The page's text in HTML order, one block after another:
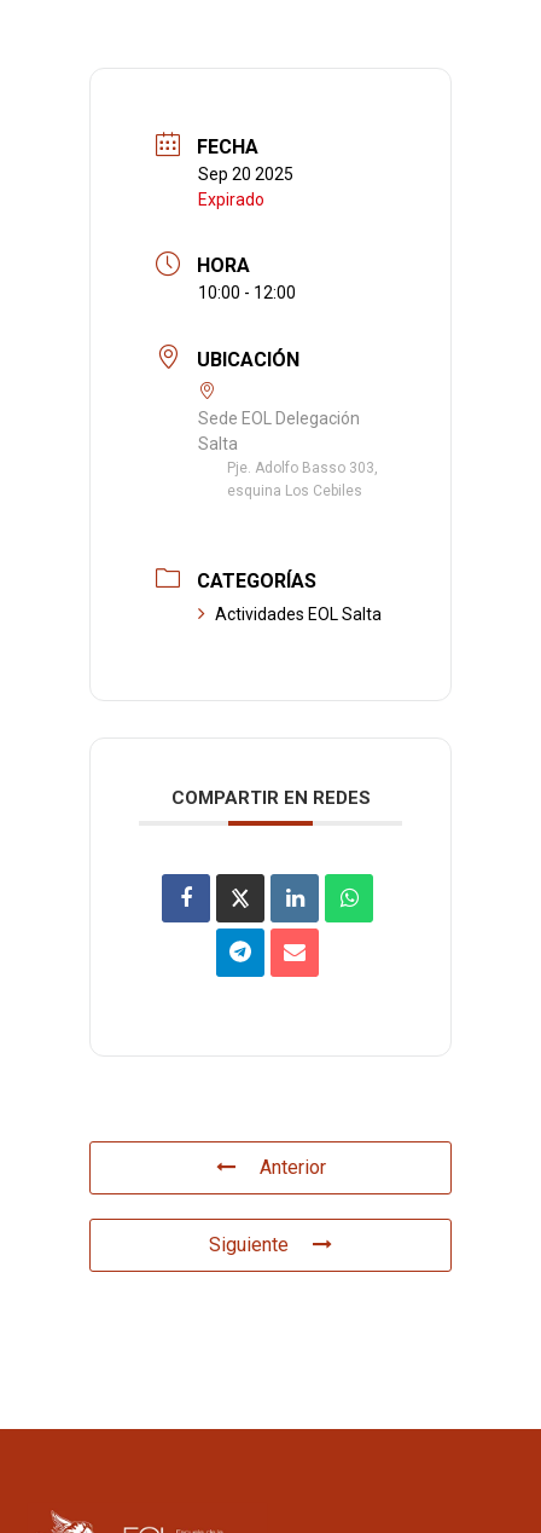
FECHA
Sep 20 2025
Expirado
HORA
10:00 - 12:00
UBICACIÓN
Sede EOL Delegación
Salta
Pje. Adolfo Basso 303,
esquina Los Cebiles
CATEGORÍAS
Actividades EOL Salta
COMPARTIR EN REDES
Anterior
Siguiente